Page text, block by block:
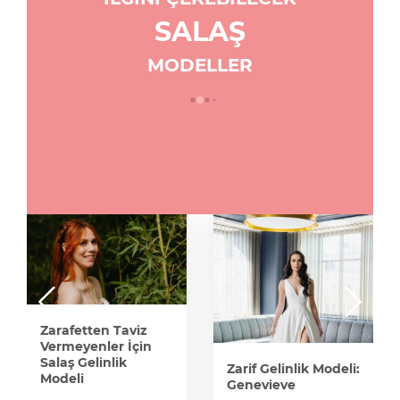
SALAŞ
MODELLER
Zarafetten Taviz
Vermeyenler İçin
Salaş Gelinlik
Modeli
Zarif Gelinlik Modeli:
Genevieve